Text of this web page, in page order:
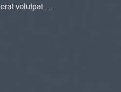
volutpat….